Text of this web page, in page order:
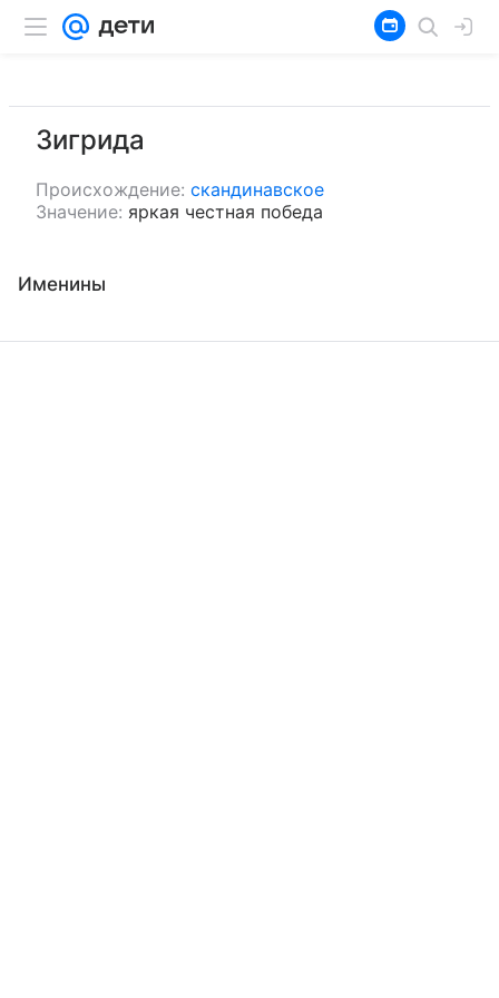
Зигрида
Происхождение: скандинавское
Значение: яркая честная победа
Именины